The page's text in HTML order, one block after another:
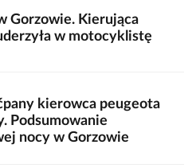
Gorzowie. Kierująca
w motocyklistę
kierowca peugeota
Podsumowanie
nocy w Gorzowie